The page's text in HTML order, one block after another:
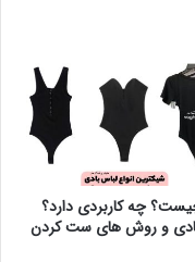
چه کاربردی دارد؟
و روش های ست کردن